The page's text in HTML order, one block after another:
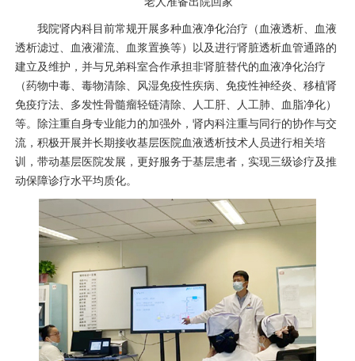
我院肾内科 目前常规开展多种血液净化治疗（血液透析、血液
透析滤过、血液灌流、血浆置换等）以及进行肾脏透析血管通路的
建立及维护，并与兄弟科室合作承担非肾脏替代的血液净化治疗
（药物中毒、毒物清除、风湿免疫性疾病、免疫性神经炎、移植肾
免疫疗法、 多发性骨髓瘤轻链清除、人工肝、人工肺、血脂净化）
等。除注重自身专业能力的加强外， 肾内科注重与同行的协作与交
流，积极开展并长期接收基层医院血液透析技术人员进行相关培
训，带动基层医院发展，更好服务于基层患者，实现三级诊疗及推
动保障诊疗水平均质化。